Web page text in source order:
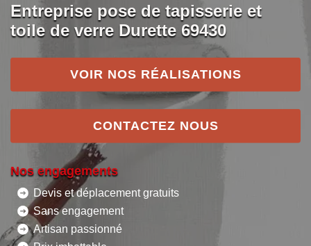
Entreprise pose de tapisserie et
toile de verre Durette 69430
VOIR NOS RÉALISATIONS
CONTACTEZ NOUS
Nos engagements
Devis et déplacement gratuits
Sans engagement
Artisan passionné